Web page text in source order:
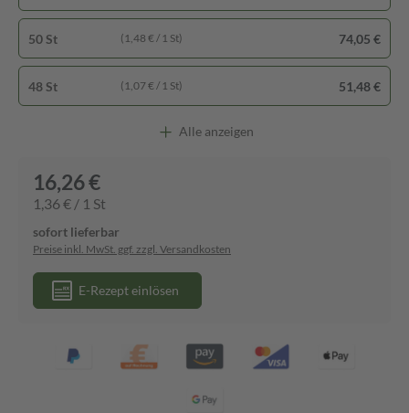
50 St (1,48 € / 1 St) 74,05 €
48 St (1,07 € / 1 St) 51,48 €
Alle anzeigen
16,26 €
1,36 € / 1 St
sofort lieferbar
Preise inkl. MwSt. ggf. zzgl. Versandkosten
E-Rezept einlösen